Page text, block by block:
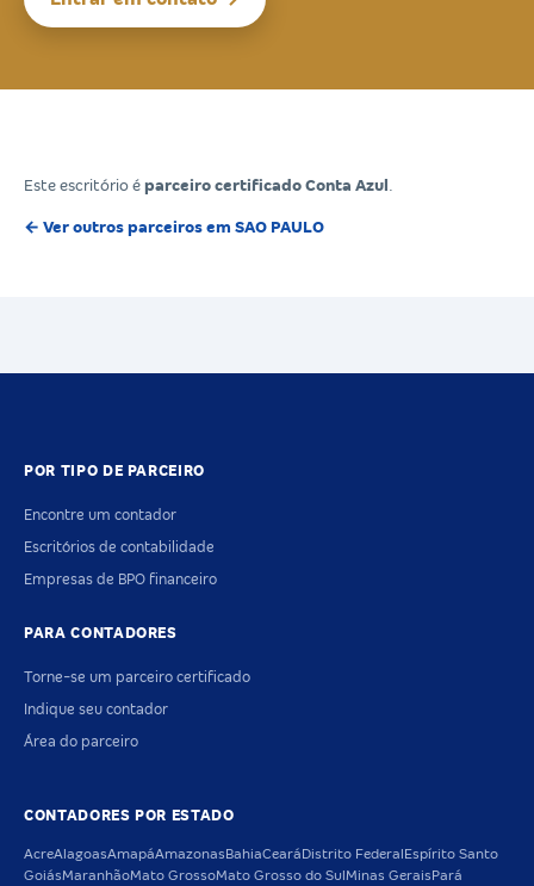
Este escritório é parceiro certificado Conta Azul
← Ver outros parceiros em SAO PAULO
POR TIPO DE PARCEIRO
Encontre um contador
Escritórios de contabilidade
Empresas de BPO financeiro
PARA CONTADORES
Torne-se um parceiro certificado
Indique seu contador
Área do parceiro
CONTADORES POR ESTADO
AcreAlagoasAmapáAmazonas BahiaCeará Distrito Federal Espírito Santo
GoiásMaranhãoMato GrossoMato Grosso do Sul Minas Gerais Pará